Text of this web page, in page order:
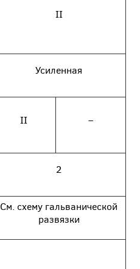
II
Усиленная
II –
2
См. схему гальванической
развязки